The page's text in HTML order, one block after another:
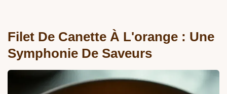
Filet De Canette À L'orange : Une
Symphonie De Saveurs